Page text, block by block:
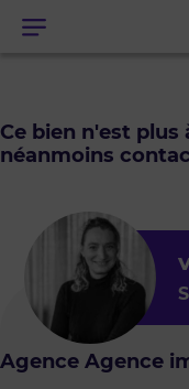
Menu
Ce bien n'est plus
néanmoins
Agence Agence